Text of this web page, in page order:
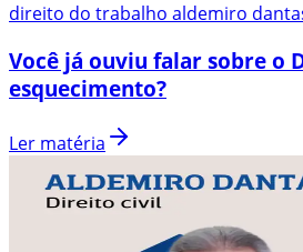
direito do trabalho aldemiro
Você já ouviu falar sobre o
esquecimento?
Ler matéria